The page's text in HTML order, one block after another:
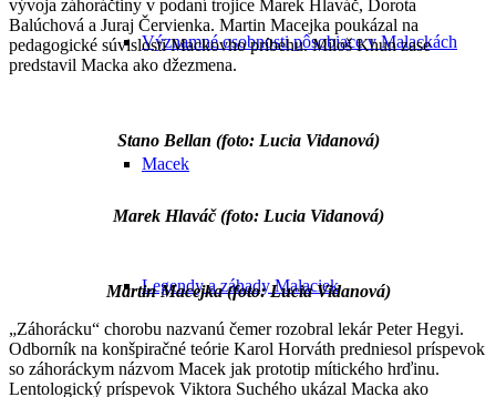
Významné osobnosti pôsobiace v Malackách
Macek
Legendy a záhady Malaciek
vývoja záhoráčtiny v podaní trojice Marek Hlaváč, Dorota
Balúchová a Juraj Červienka. Martin Macejka poukázal na
pedagogické súvislosti Mackovho príbehu. Miloš Khun zase
predstavil Macka ako džezmena.
Stano Bellan (foto: Lucia Vidanová)
Marek Hlaváč (foto: Lucia Vidanová)
Martin Macejka (foto: Lucia Vidanová)
„Záhorácku“ chorobu nazvanú čemer rozobral lekár Peter Hegyi.
Odborník na konšpiračné teórie Karol Horváth predniesol príspevok
so záhoráckym názvom Macek jak prototip mítického hrďinu.
Lentologický príspevok Viktora Suchého ukázal Macka ako